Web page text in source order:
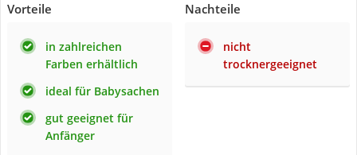
Vorteile
in zahlreichen
Farben erhältlich
ideal für Babysachen
gut geeignet für
Anfänger
Nachteile
nicht
trocknergeeignet